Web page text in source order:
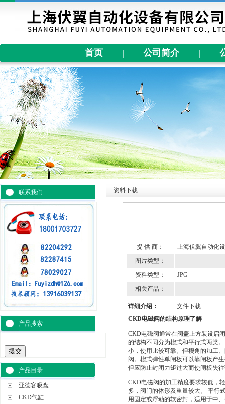
首页 | 公司简介 |
联系我们
产品搜索
产品目录
亚德客吸盘
CKD气缸
资料下载
提 供 商：
上海伏翼自动化
图片类型：
资料类型：
JPG
相关产品：
详细介绍：
文件下载
CKD电磁阀的结构原理了解
CKD电磁阀通常在阀盖上方装设启
的结构不同分为楔式和平行式两类
小，使用比较可靠。但楔角的加工
阀。楔式弹性单闸板可以靠闸板产
但应防止封闭力矩过大而使闸板失
CKD电磁阀的加工精度要求较低，
多，阀门的体形及重量较大。 平行
用固定或浮动的软密封，适用于中